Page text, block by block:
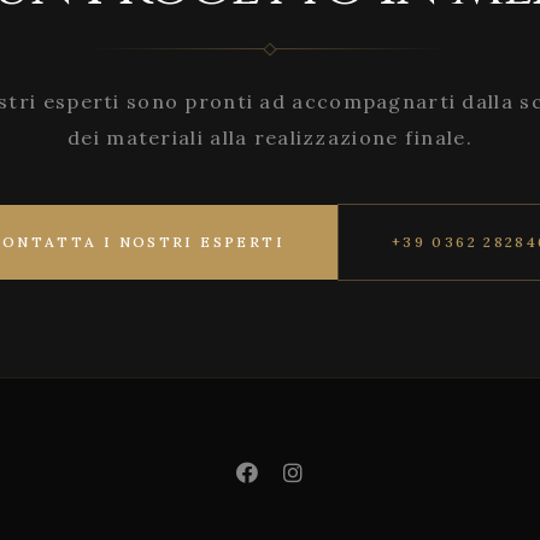
esperti sono pronti ad accompagnarti dalla
dei materiali alla realizzazione finale.
I NOSTRI ESPERTI +39 0362